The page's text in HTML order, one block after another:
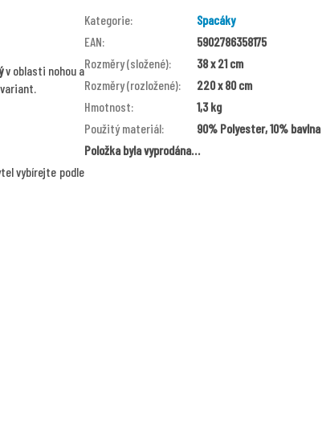
v oblasti nohou a
vybírejte podle
Kategorie:
Spacáky
EAN:
5902786358175
Rozměry (složené):
38 x 21 cm
Rozměry (rozložené):
220 x 80 cm
Hmotnost:
1,3 kg
Použitý materiál:
90% Polyester, 10% bavlna
Položka byla vyprodána…